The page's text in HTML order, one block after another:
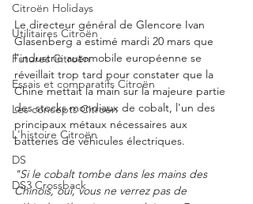
Citroën Holidays
Utilitaires Citroën
Futures Citroën
Essais et comparatifs Citroën
Les concepts Citroën
L'histoire Citroën
DS
DS3 Crossback
Le directeur général de Glencore Ivan
Glasenberg a estimé mardi 20 mars que
l'industrie automobile européenne se
réveillait trop tard pour constater que la
Chine mettait la main sur la majeure partie
des stocks mondiaux de cobalt, l'un des
principaux métaux nécessaires aux
batteries de véhicules électriques.
"Si le cobalt tombe dans les mains des
Chinois, oui, vous ne verrez pas de